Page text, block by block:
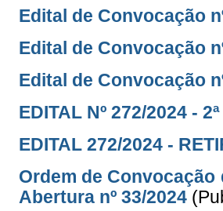
Edital de Convocação
Edital de Convocação
Edital de Convocação
EDITAL Nº 272/2024 -
EDITAL 272/2024 -
Ordem de
Abertura nº 33/2024